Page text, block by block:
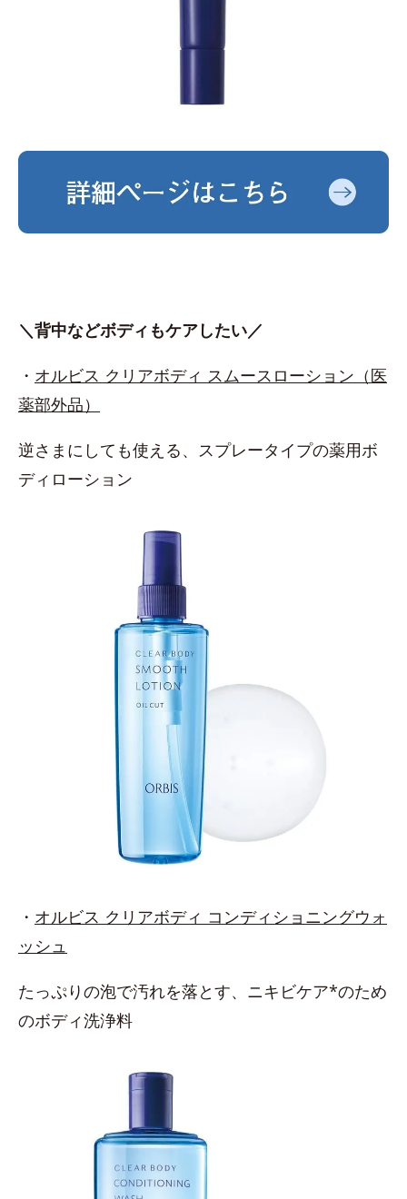
＼背中などボディもケアしたい／
・ オルビス クリアボディ スムースローション（医
薬部外品）
逆さまにしても使える、スプレータイプの薬用ボ
ディローション
・ オルビス クリアボディ コンディショニングウォ
ッシュ
たっぷりの泡で汚れを落とす、ニキビケア*のため
のボディ洗浄料